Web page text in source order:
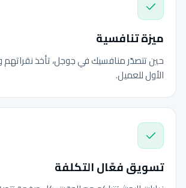
ميزة تنافسية
حين تتصدّر منافسيك في جوجل، تأخذ نقراتهم
الأول للعميل.
تسويق فعّال التكلفة